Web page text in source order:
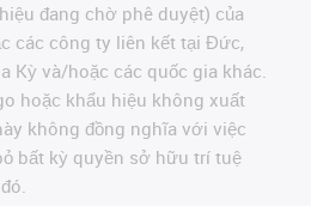
đang chờ phê duyệt) của
các công ty liên kết tại Đức,
Kỳ và/hoặc các quốc gia khác.
hoặc khẩu hiệu không xuất
không đồng nghĩa với việc
bất kỳ quyền sở hữu trí tuệ